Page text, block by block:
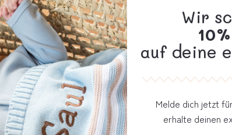
Popeline gefertigt, die in vertikalen Linien gesteppt
am Kinderbett. Die Betttaschen sind weich gepolstert mit
Polyester.
Wir
auf deine
Melde dich jetzt
erhalte deinen